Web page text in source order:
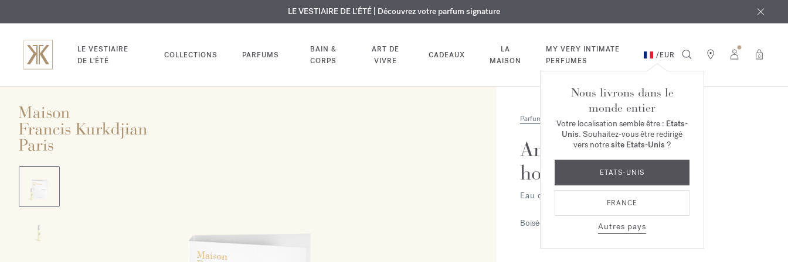
EXCLUSIF | Découvrez le nouveau parfum OUDvelvet mooddans votre commande*
GRAVURE OFFERTE | Sur tous les parfums et huiles pour le corps jusqu'au 9 août
LE VESTIAIRE DE L'ÉTÉ | Découvrez votre parfum signature
LE VESTIAIRE
DE L'ÉTÉ
COLLECTIONS PARFUMS
BAIN &
CORPS
ART DE
VIVRE
CADEAUX
LA
MAISON
MY VERY INTIMATE
PERFUMES
/EUR 0
Nous livrons dans le
monde entier
Votre localisation semble être : Etats-
Unis. Souhaitez-vous être redirigé
vers notresite Etats-Unis ?
ETATS-UNIS
FRANCE
Autres pays
Parfums
Amyris
homme
Eau de toilette 2ml
Boisée